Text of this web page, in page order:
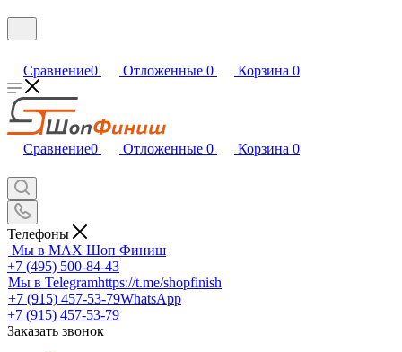
Сравнение0 Отложенные 0 Корзина 0
Сравнение0 Отложенные 0 Корзина 0
Телефоны
Мы в MAX Шоп Финиш
+7 (495) 500-84-43
Мы в Telegramhttps://t.me/shopfinish
+7 (915) 457-53-79WhatsApp
+7 (915) 457-53-79
Заказать звонок